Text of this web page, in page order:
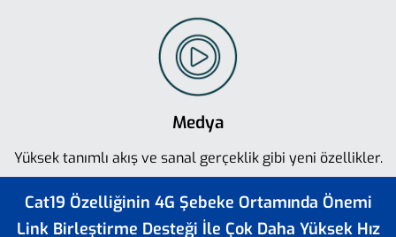
Medya
Yüksek tanımlı akış ve sanal gerçeklik gibi yeni özellikler.
Cat19 Özelliğinin 4G Şebeke Ortamında Önemi
Link Birleştirme Desteği İle Çok Daha Yüksek Hız